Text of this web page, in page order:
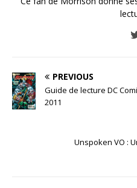
PREVIOUS
Guide de lecture DC
2011
Unspoken VO :